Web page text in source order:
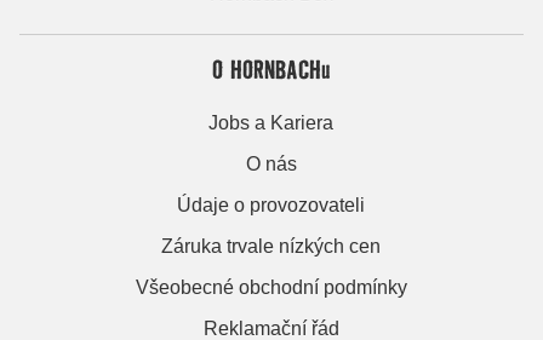
O HORNBACHu
Jobs a Kariera
O nás
Údaje o provozovateli
Záruka trvale nízkých cen
Všeobecné obchodní podmínky
Reklamační řád